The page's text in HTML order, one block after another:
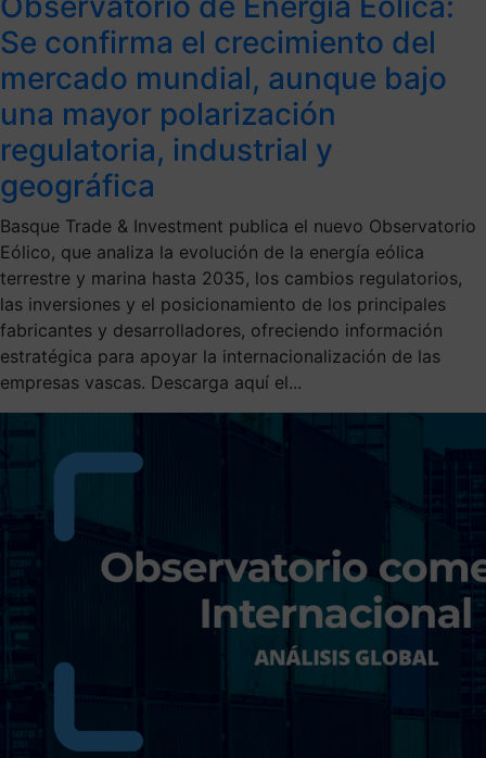
Se confirma el crecimiento del
mercado mundial, aunque bajo
una mayor polarización
regulatoria, industrial y
geográfica
Basque Trade & Investment publica el nuevo Observatorio
Eólico, que analiza la evolución de la energía eólica
terrestre y marina hasta 2035, los cambios regulatorios,
las inversiones y el posicionamiento de los principales
fabricantes y desarrolladores, ofreciendo información
estratégica para apoyar la internacionalización de las
empresas vascas. Descarga aquí el...